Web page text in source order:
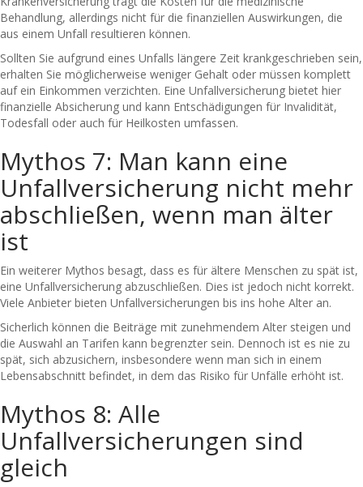
Behandlung, allerdings nicht für die finanziellen Auswirkungen, die
aus einem Unfall resultieren können.
Sollten Sie aufgrund eines Unfalls längere Zeit krankgeschrieben sein,
erhalten Sie möglicherweise weniger Gehalt oder müssen komplett
auf ein Einkommen verzichten. Eine Unfallversicherung bietet hier
finanzielle Absicherung und kann Entschädigungen für Invalidität,
Todesfall oder auch für Heilkosten umfassen.
Mythos 7: Man kann eine
Unfallversicherung nicht mehr
abschließen, wenn man älter
ist
Ein weiterer Mythos besagt, dass es für ältere Menschen zu spät ist,
eine Unfallversicherung abzuschließen. Dies ist jedoch nicht korrekt.
Viele Anbieter bieten Unfallversicherungen bis ins hohe Alter an.
Sicherlich können die Beiträge mit zunehmendem Alter steigen und
die Auswahl an Tarifen kann begrenzter sein. Dennoch ist es nie zu
spät, sich abzusichern, insbesondere wenn man sich in einem
Lebensabschnitt befindet, in dem das Risiko für Unfälle erhöht ist.
Mythos 8: Alle
Unfallversicherungen sind
gleich